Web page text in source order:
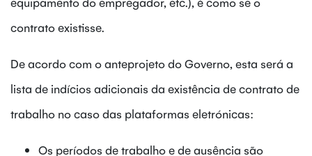
contrato existisse.
De acordo com o anteprojeto do Governo, esta será a
lista de indícios adicionais da existência de contrato de
trabalho no caso das plataformas eletrónicas:
Os períodos de trabalho e de ausência são